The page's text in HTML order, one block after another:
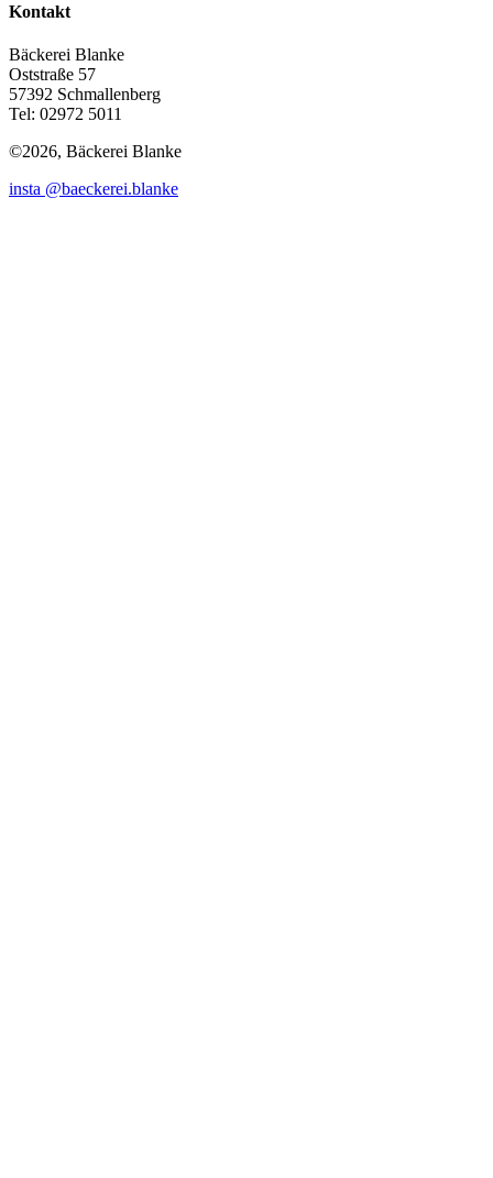
Kontakt
Bäckerei Blanke
Oststraße 57
57392 Schmallenberg
Tel: 02972 5011
©2026, Bäckerei Blanke
insta @baeckerei.blanke